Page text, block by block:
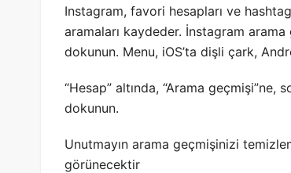
Instagram, favori hesapları ve
aramaları kaydeder. İnstagram
dokunun. Menu, iOS’ta dişli çark,
“Hesap” altında, “Arama
dokunun.
Unutmayın arama geçmişinizi
görünecektir